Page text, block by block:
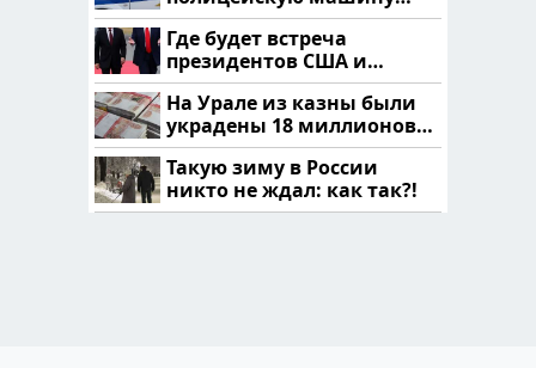
напали и подожгли.
Где будет встреча
президентов США и
России: Европа?
На Урале из казны были
украдены 18 миллионов
рублей
Такую зиму в России
никто не ждал: как так?!